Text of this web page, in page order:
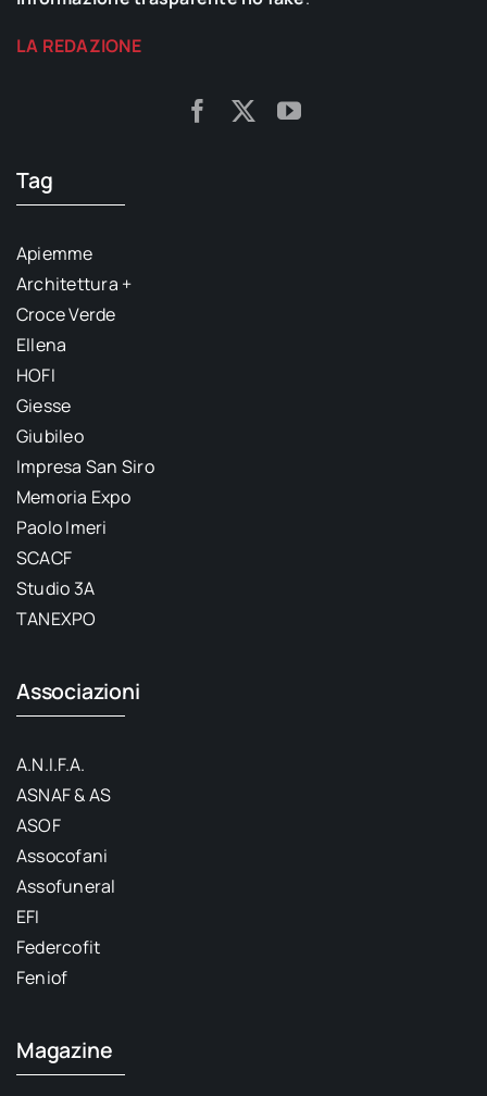
LA REDAZIONE
Tag
Apiemme
Architettura +
Croce Verde
Ellena
HOFI
Giesse
Giubileo
Impresa San Siro
Memoria Expo
Paolo Imeri
SCACF
Studio 3A
TANEXPO
Associazioni
A.N.I.F.A.
ASNAF & AS
ASOF
Assocofani
Assofuneral
EFI
Federcofit
Feniof
Magazine